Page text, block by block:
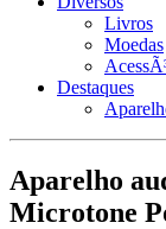
Livros
Moedas
Destaques
Aparelho
Microtone